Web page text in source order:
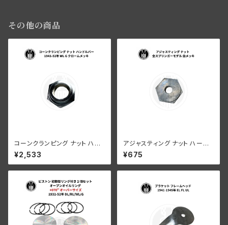
その他の商品
コーンクランピング ナット ハン
ドルバー ハーレーダビッドソン 1
941-52年 WL G クロームメッ
キ
¥2,533
アジャスティング ナット ハーレ
ーダビッドソン 全スプリンガー
モデル 白メッキ
¥675